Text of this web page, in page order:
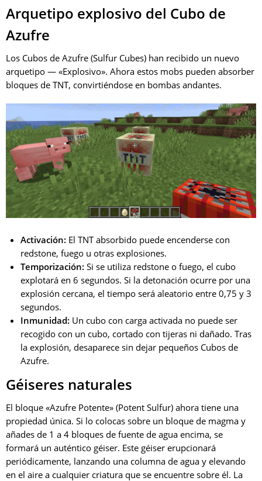
Arquetipo explosivo del Cubo de
Azufre
Los Cubos de Azufre (Sulfur Cubes) han recibido un nuevo
arquetipo — «Explosivo». Ahora estos mobs pueden absorber
bloques de TNT, convirtiéndose en bombas andantes.
Activación: El TNT absorbido puede encenderse con
redstone, fuego u otras explosiones.
Temporización: Si se utiliza redstone o fuego, el cubo
explotará en 6 segundos. Si la detonación ocurre por una
explosión cercana, el tiempo será aleatorio entre 0,75 y 3
segundos.
Inmunidad: Un cubo con carga activada no puede ser
recogido con un cubo, cortado con tijeras ni dañado. Tras
la explosión, desaparece sin dejar pequeños Cubos de
Azufre.
Géiseres naturales
El bloque «Azufre Potente» (Potent Sulfur) ahora tiene una
propiedad única. Si lo colocas sobre un bloque de magma y
añades de 1 a 4 bloques de fuente de agua encima, se
formará un auténtico géiser. Este géiser erupcionará
periódicamente, lanzando una columna de agua y elevando
en el aire a cualquier criatura que se encuentre sobre él. La